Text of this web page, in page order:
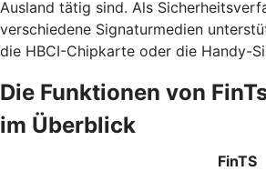
Ausland tätig sind. Als
verschiedene Signaturmedien
die HBCI-Chipkarte oder die Handy-
Die Funktionen von
im Überblick
FinTS